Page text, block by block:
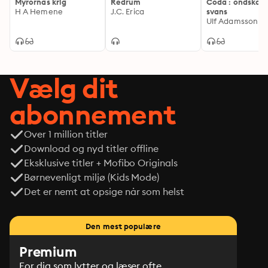
H A Hemene
J.C. Erica
svans
Ulf Adamsson
Vælg dit
abonnement
Over 1 million titler
Download og nyd titler offline
Eksklusive titler + Mofibo Originals
Børnevenligt miljø (Kids Mode)
Det er nemt at opsige når som helst
Den mest populære
Premium
For dig som lytter og læser ofte.